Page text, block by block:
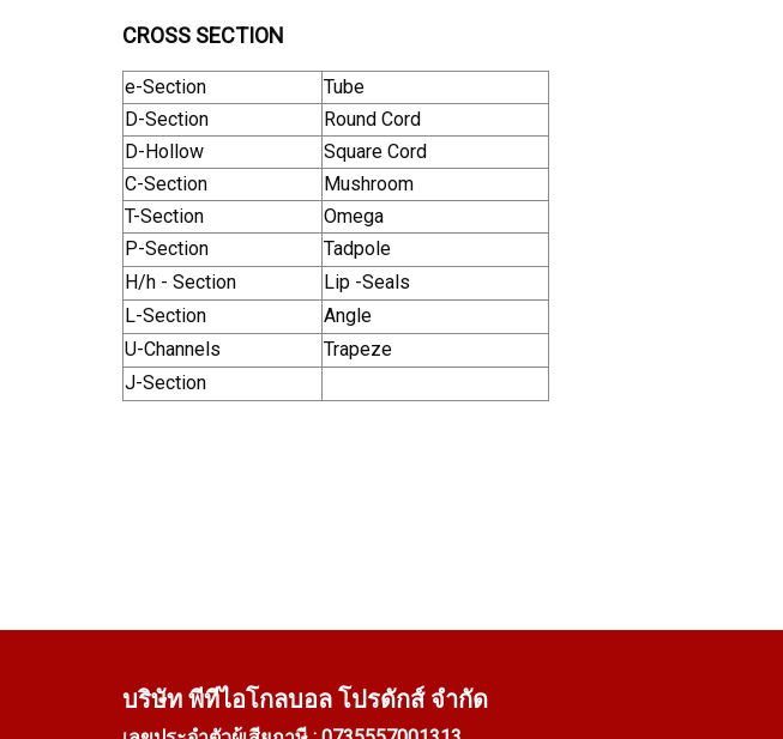
CROSS SECTION
e-Section
Tube
D-Section
Round Cord
D-Hollow
Square Cord
C-Section
Mushroom
T-Section
Omega
P-Section
Tadpole
H/h - Section
Lip -Seals
L-Section
Angle
U-Channels
Trapeze
J-Section
บริษัท พีทีไอโกลบอล โปรดักส์ จำกัด